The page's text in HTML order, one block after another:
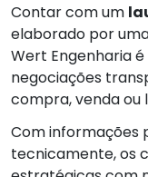
Contar com um
elaborado por
Wert Engenharia
negociações
compra, venda ou
Com informações
tecnicamente, os